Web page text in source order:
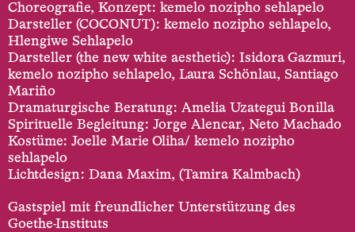
Choreografie, Konzept: kemelo nozipho sehlapelo
Darsteller (COCONUT): kemelo nozipho sehlapelo,
Hlengiwe Sehlapelo
Darsteller (the new white aesthetic): Isidora Gazmuri,
kemelo nozipho sehlapelo, Laura Schönlau, Santiago
Mariño
Dramaturgische Beratung: Amelia Uzategui Bonilla
Spirituelle Begleitung: Jorge Alencar, Neto Machado
Kostüme: Joelle Marie Oliha/ kemelo nozipho
sehlapelo
Lichtdesign: Dana Maxim, (Tamira Kalmbach)
Gastspiel mit freundlicher Unterstützung des
Goethe-Instituts